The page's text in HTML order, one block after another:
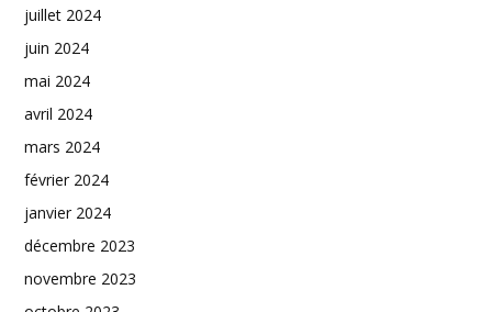
juillet 2024
juin 2024
mai 2024
avril 2024
mars 2024
février 2024
janvier 2024
décembre 2023
novembre 2023